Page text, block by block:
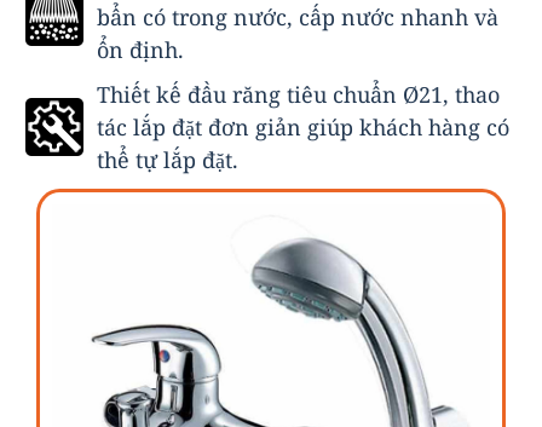
bẩn có trong nước, cấp nước nhanh và
ổn định.
Thiết kế đầu răng tiêu chuẩn Ø21, thao
tác lắp đặt đơn giản giúp khách hàng có
thể tự lắp đặt.